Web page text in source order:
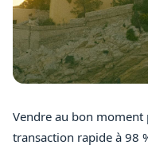
Vendre au bon
transaction rapide à 98